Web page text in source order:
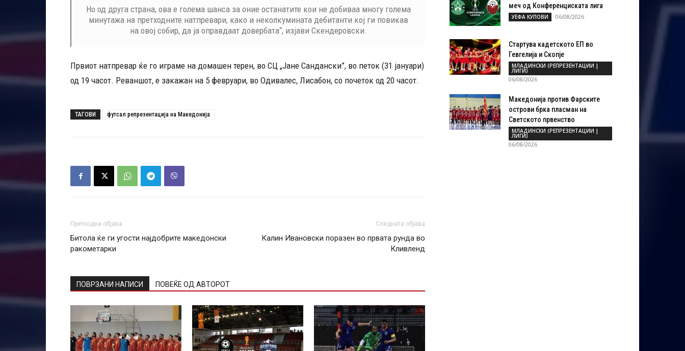
Но од друга страна, ова е голема шанса за оние останатите кои не добиваа многу голема
минутажа на претходните натпревари, како и неколкумината дебитанти кој ги повикав
на овој собир, да ја оправдаат довербата“, изјави Скендеровски.
Првиот натпревар ќе го играме на домашен терен, во СЦ „Јане Сандански”, во петок (31 јануари)
од 19 часот. Реваншот, е закажан на 5 февруари, во Одивалес, Лисабон, со почеток од 20 часот.
ТАГОВИ футсал репрезентација на Македонија
Претходна објава
Битола ќе ги угости најдобрите македонски
ракометарки
Следната објава
Калин Ивановски поразен во првата рунда во
Кливленд
ПОВРЗАНИ НАПИСИ ПОВЕЌЕ ОД АВТОРОТ
меч од Конференциската лига
УЕФА КУПОВИ 06/08/2026
Стартува кадетското ЕП во
Гевгелија и Скопје
МЛАДИНСКИ (РЕПРЕЗЕНТАЦИИ |
ЛИГИ)
06/08/2026
Македонија против Фарските
острови брка пласман на
Светското првенство
МЛАДИНСКИ (РЕПРЕЗЕНТАЦИИ |
ЛИГИ)
06/08/2026